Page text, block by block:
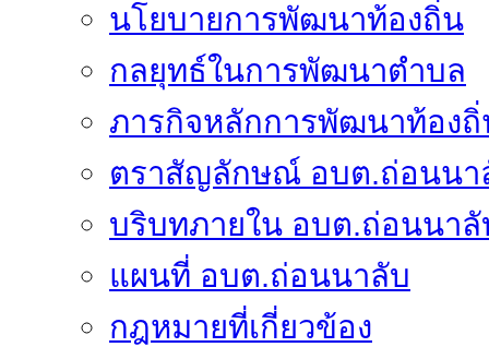
นโยบายการพัฒนาท้องถิ่น
กลยุทธ์ในการพัฒนาตำบล
ภารกิจหลักการพัฒนาท้อง
ตราสัญลักษณ์ อบต.ถ่อนนา
บริบทภายใน อบต.ถ่อนนา
แผนที่ อบต.ถ่อนนาลับ
กฎหมายที่เกี่ยวข้อง